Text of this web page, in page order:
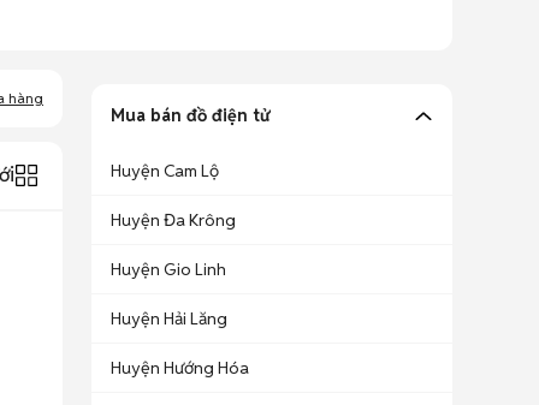
hàng
Mua bán đồ điện tử
Huyện Cam Lộ
Huyện Đa Krông
Huyện Gio Linh
Huyện Hải Lăng
Huyện Hướng Hóa